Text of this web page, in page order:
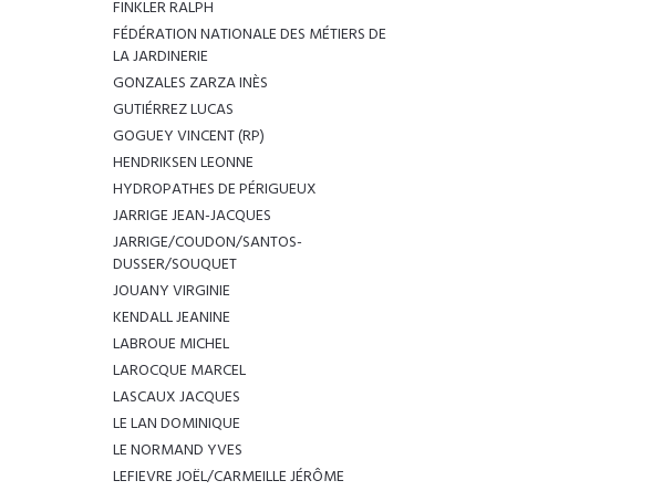
FINKLER RALPH
FÉDÉRATION NATIONALE DES MÉTIERS DE
LA JARDINERIE
GONZALES ZARZA INÈS
GUTIÉRREZ LUCAS
GOGUEY VINCENT (RP)
HENDRIKSEN LEONNE
HYDROPATHES DE PÉRIGUEUX
JARRIGE JEAN-JACQUES
JARRIGE/COUDON/SANTOS-
DUSSER/SOUQUET
JOUANY VIRGINIE
KENDALL JEANINE
LABROUE MICHEL
LAROCQUE MARCEL
LASCAUX JACQUES
LE LAN DOMINIQUE
LE NORMAND YVES
LEFIEVRE JOËL/CARMEILLE JÉRÔME